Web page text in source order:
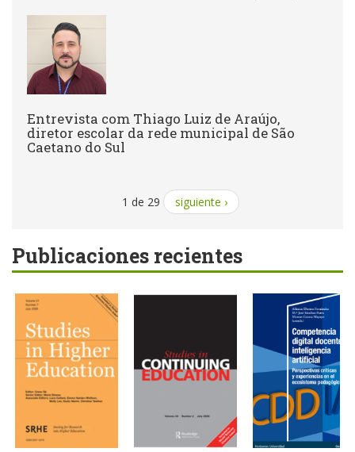
Entrevista com Thiago Luiz de Araújo,
diretor escolar da rede municipal de São
Caetano do Sul
1 de 29 siguiente ›
Publicaciones recientes